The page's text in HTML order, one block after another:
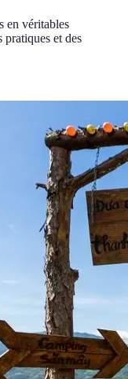
en véritables
pratiques et des